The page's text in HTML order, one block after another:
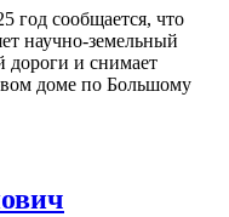
год сообщается, что
научно-земельный
дороги и снимает
доме по Большому